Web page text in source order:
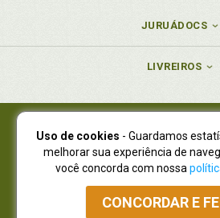
JURUÁDOCS
LIVREIROS
Juruá Editora Ltda., CNPJ
Juruá Informática Ltda., CNPJ
NOVO ENDEREÇO:R. Flávio
Curitiba - Paraná - CEP
Atendimento: (41) 4009-3900|Vendas
Uso de cookies - Guardamos
melhorar sua experiência de
você concorda com nossa
CONCORDAR E